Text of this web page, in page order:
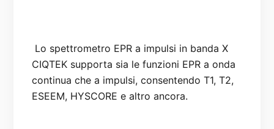
CIQTEK supporta sia le funzioni EPR a onda
continua che a impulsi, consentendo T1, T2,